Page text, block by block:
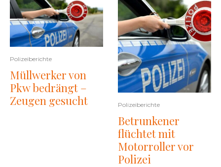
Polizeiberichte
Müllwerker von
Pkw bedrängt –
Zeugen gesucht
Polizeiberichte
Betrunkener
flüchtet mit
Motorroller vor
Polizei